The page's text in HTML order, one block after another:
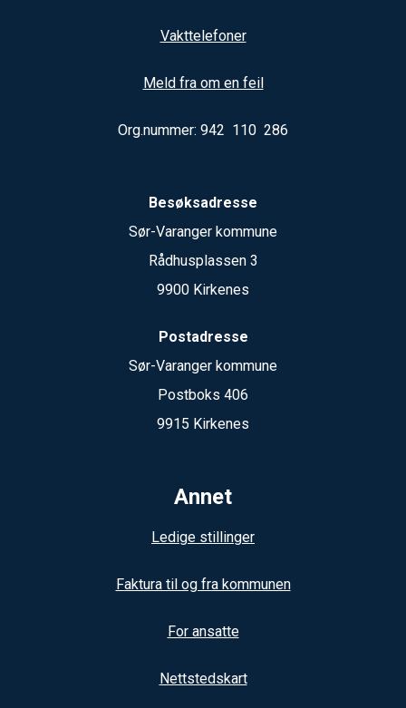
Vakttelefoner
Meld fra om en feil
Org.nummer: 942 110 286
Besøksadresse
Sør-Varanger kommune
Rådhusplassen 3
9900 Kirkenes
Postadresse
Sør-Varanger kommune
Postboks 406
9915 Kirkenes
Annet
Ledige stillinger
Faktura til og fra kommunen
For ansatte
Nettstedskart